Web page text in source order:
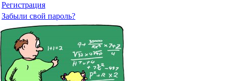
Регистрация
Забыли свой пароль?